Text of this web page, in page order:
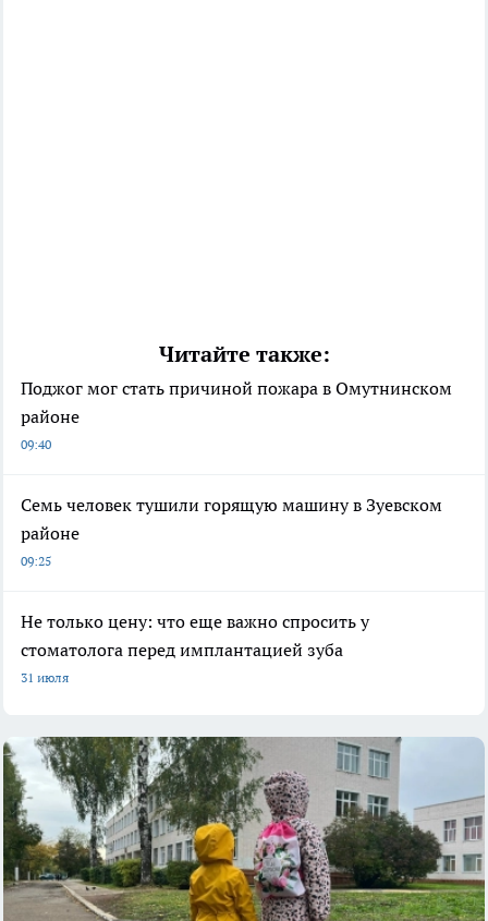
Читайте также:
Поджог мог стать причиной пожара в Омутнинском
районе
09:40
Семь человек тушили горящую машину в Зуевском
районе
09:25
Не только цену: что еще важно спросить у
стоматолога перед имплантацией зуба
31 июля